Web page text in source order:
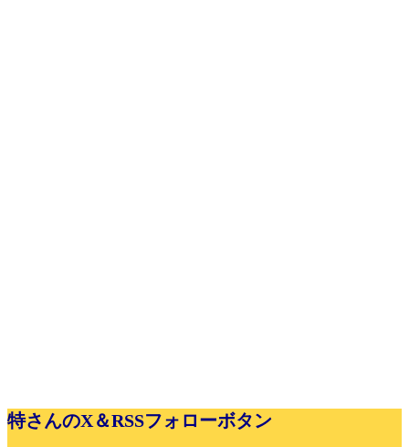
特さんのX＆RSSフォローボタン